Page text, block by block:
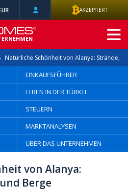
Natürliche Schönheit von Alanya: Strände,
EINKAUFSFÜHRER
LEBEN IN DER TÜRKEI
STEUERN
MARKTANALYSEN
ÜBER DAS UNTERNEHMEN
von Alanya:
Berge
AKZEPTIERT